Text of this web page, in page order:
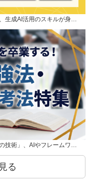
生成AI活用のスキルが身…
技術」、AIやフレームワ…
る